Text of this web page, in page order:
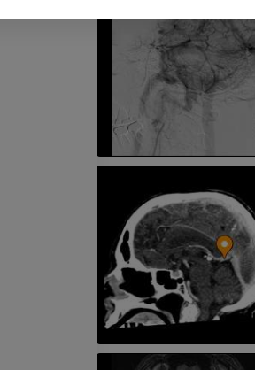
Radiographies du membre
Radiographies
PREMIUM
Membre supérieur
Illustrations
PREMIUM